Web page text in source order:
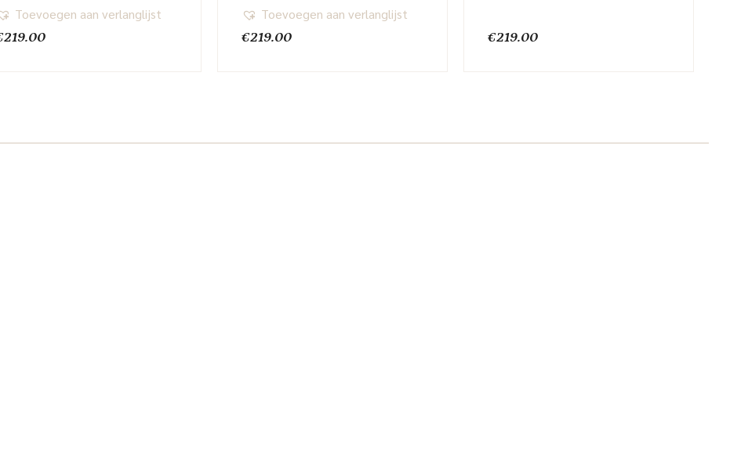
219.00
Toevoegen aan verlanglijst
€219.00
Toevoegen aan verlanglijst
€219.00